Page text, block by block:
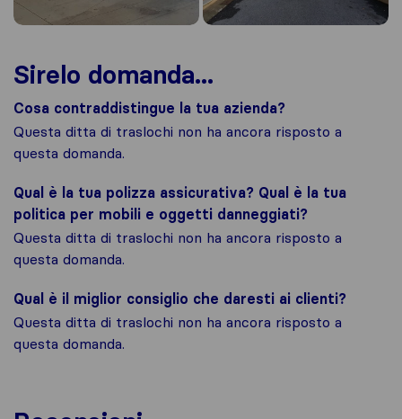
Sirelo domanda...
Cosa contraddistingue la tua azienda?
Questa ditta di traslochi non ha ancora risposto a
questa domanda.
Qual è la tua polizza assicurativa? Qual è la tua
politica per mobili e oggetti danneggiati?
Questa ditta di traslochi non ha ancora risposto a
questa domanda.
Qual è il miglior consiglio che daresti ai clienti?
Questa ditta di traslochi non ha ancora risposto a
questa domanda.